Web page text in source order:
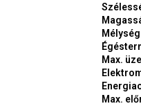
Max.
Max.